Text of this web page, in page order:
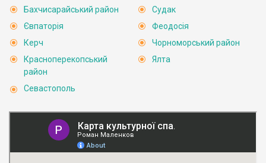
Бахчисарайський район
Євпаторія
Керч
Красноперекопський
район
Севастополь
Судак
Феодосія
Чорноморський район
Ялта